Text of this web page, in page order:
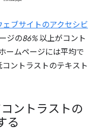
ブサイトのアクセシビ
ジの86%以上がコント
ームページには平均で
コントラストのテキスト
ントラストの
る